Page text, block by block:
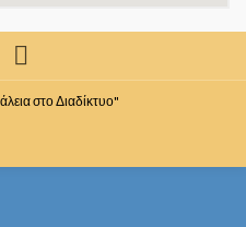
στο Διαδίκτυο"